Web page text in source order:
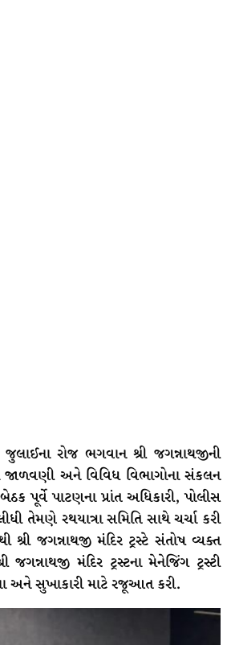
રોજ ભગવાન શ્રી જગન્નાથજીની
જાળવણી અને વિવિધ વિભાગોના સંકલન
પૂર્વે પાટણના પ્રાંત અધિકારી, પોલીસ
તેમણે રથયાત્રા સમિતિ સાથે ચર્ચા કરી
જગન્નાથજી મંદિર ટ્રસ્ટે સંતોષ વ્યક્ત
મંદિર ટ્રસ્ટના મેનેજિંગ ટ્રસ્ટી
અને સુખાકારી માટે રજૂઆત કરી.